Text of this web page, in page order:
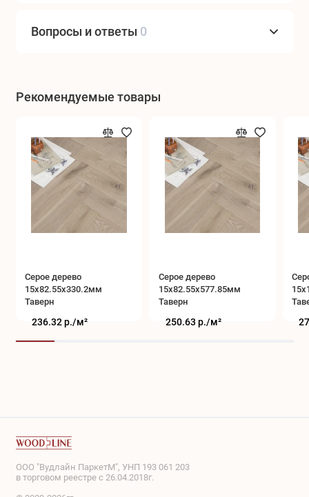
Вопросы и ответы 0
Рекомендуемые товары
Серое дерево
15x82.55x330.2мм
Таверн
236.32 р./м²
Серое дерево
15x82.55x577.85мм
Таверн
250.63 р./м²
ООО "Вудлайн ПаркетМ", УНП 193 061 203
в торговом реестре с 26.04.2018г.